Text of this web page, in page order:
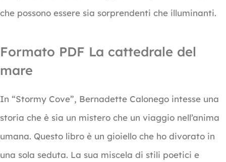
che possono essere sia sorprendenti che illuminanti.
Formato PDF La cattedrale del
mare
In “Stormy Cove”, Bernadette Calonego intesse una
storia che è sia un mistero che un viaggio nell’anima
umana. Questo libro è un gioiello che ho divorato in
una sola seduta. La sua miscela di stili poetici e